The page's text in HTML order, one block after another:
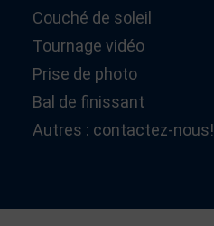
Couché de soleil
Tournage vidéo
Prise de photo
Bal de finissant
Autres : contactez-nous!